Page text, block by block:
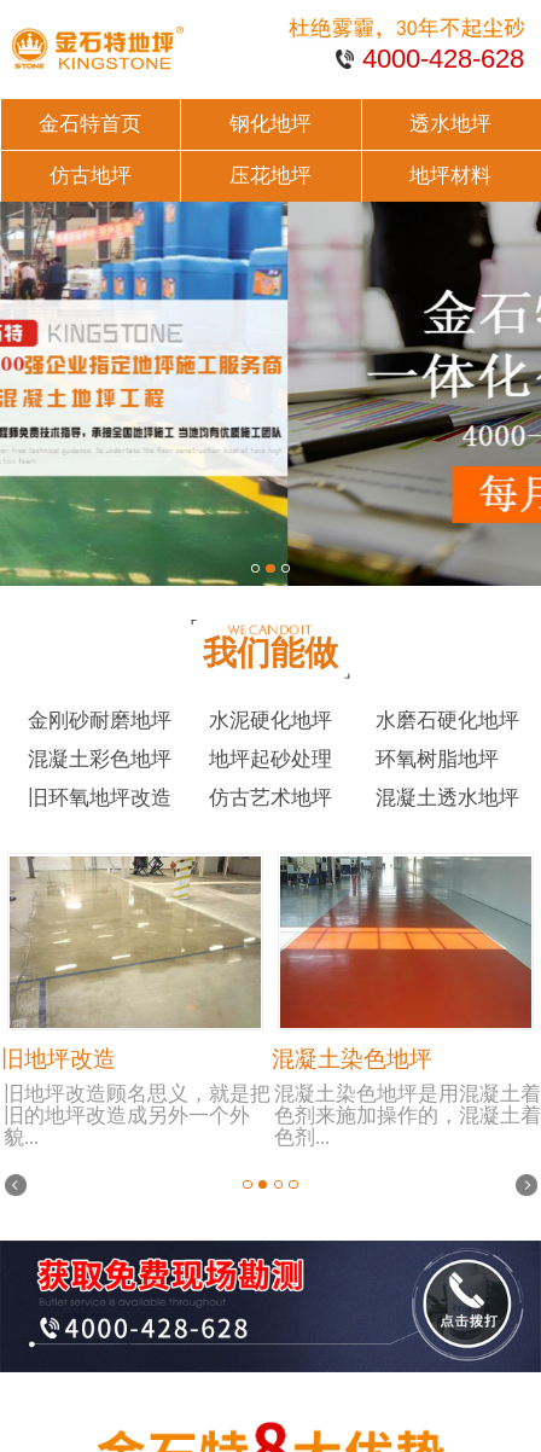
4000-428-628
金石特首页 钢化地坪 透水地坪
仿古地坪 压花地坪 地坪材料
我们能做
金刚砂耐磨地坪 水泥硬化地坪
水磨石硬化地坪
混凝土彩色地坪
地坪起砂处理
环氧树脂地坪
旧环氧地坪改造
仿古艺术地坪 混凝土透水地坪
旧地坪改造
旧地坪改造顾名思义，就是把
旧的地坪改造成另外一个外
貌...
混凝土染色地坪
混凝土染色地坪是用混凝土着
色剂来施加操作的，混凝土着
色剂...